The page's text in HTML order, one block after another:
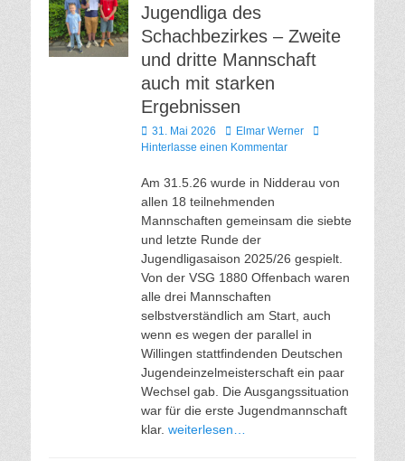
Jugendliga des
Schachbezirkes – Zweite
und dritte Mannschaft
auch mit starken
Ergebnissen
Veröffentlicht
am
31. Mai 2026 AutorElmar Werner
Hinterlasse einen Kommentar
Am 31.5.26 wurde in Nidderau von
allen 18 teilnehmenden
Mannschaften gemeinsam die siebte
und letzte Runde der
Jugendligasaison 2025/26 gespielt.
Von der VSG 1880 Offenbach waren
alle drei Mannschaften
selbstverständlich am Start, auch
wenn es wegen der parallel in
Willingen stattfindenden Deutschen
Jugendeinzelmeisterschaft ein paar
Wechsel gab. Die Ausgangssituation
war für die erste Jugendmannschaft
klar. weiterlesen…